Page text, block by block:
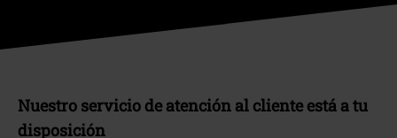
Nuestro servicio de atención al cliente está a tu
disposición